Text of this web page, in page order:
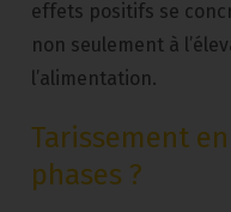
effets positifs se
non seulement à
l’alimentation.
Tarissement
phases ?